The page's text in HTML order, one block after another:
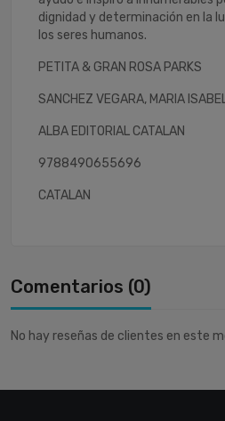
dignidad y determinación en la
los seres humanos.
PETITA & GRAN ROSA PARKS
SANCHEZ VEGARA, MARIA
ALBA EDITORIAL CATALAN
9788490655696
CATALAN
Comentarios (0)
No hay reseñas de clientes en este